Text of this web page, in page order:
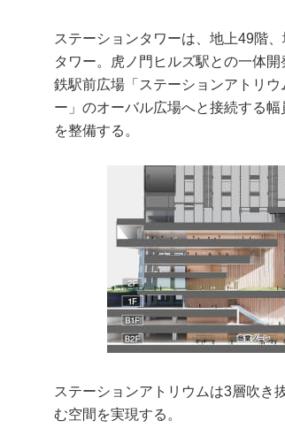
ステーションタワーは、地上49階
タワー。虎ノ門ヒルズ駅との一体
鉄駅前広場「ステーションアトリ
ー」のオーバル広場へと接続する幅
を整備する。
ステーションアトリウムは3層吹き
む空間を実現する。